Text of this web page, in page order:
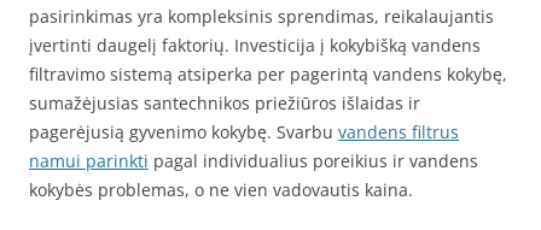
pasirinkimas yra kompleksinis sprendimas, reikalaujantis
įvertinti daugelį faktorių. Investicija į kokybišką vandens
filtravimo sistemą atsiperka per pagerintą vandens kokybę,
sumažėjusias santechnikos priežiūros išlaidas ir
pagerėjusią gyvenimo kokybę. Svarbu vandens filtrus
namui parinkti pagal individualius poreikius ir vandens
kokybės problemas, o ne vien vadovautis kaina.